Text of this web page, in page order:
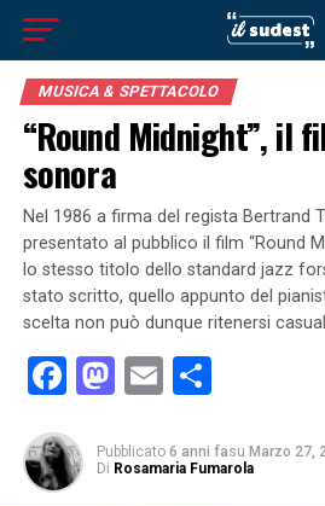
MUSICA & SPETTACOLO
“Round Midnight”, il
sonora
Nel 1986 a firma del regista Bertrand
presentato al pubblico il film “Round
lo stesso titolo dello standard jazz
stato scritto, quello appunto del
scelta non può dunque ritenersi
Facebook
Mastodon
Email
Pubblicato 6 anni fasu Marzo 27,
Di Rosamaria Fumarola